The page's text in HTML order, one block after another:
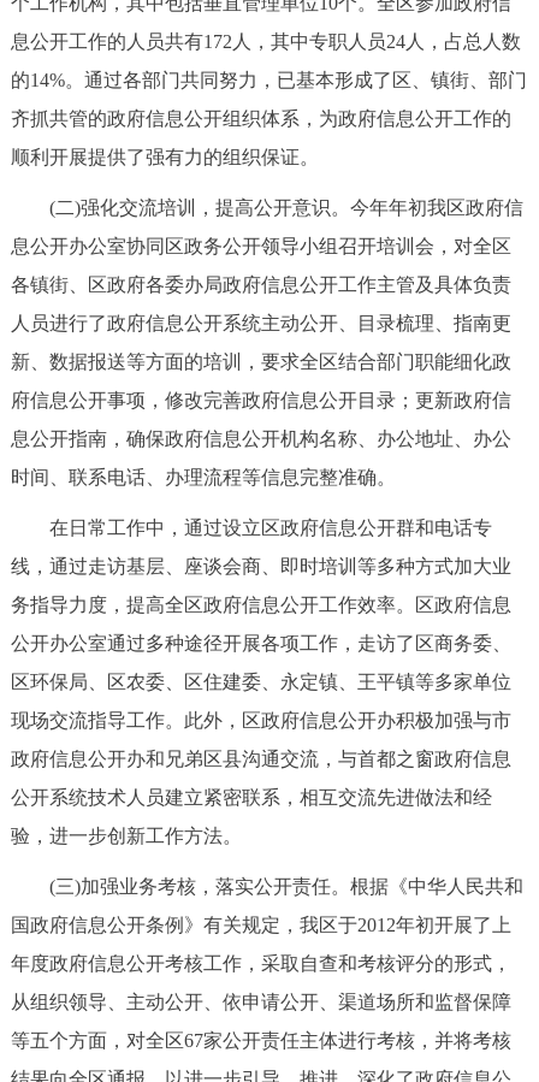
回到顶部
息公开工作的人员共有172人，其中专职人员24人，占总人数
的14%。通过各部门共同努力，已基本形成了区、镇街、部门
齐抓共管的政府信息公开组织体系，为政府信息公开工作的
顺利开展提供了强有力的组织保证。
(二)强化交流培训，提高公开意识。今年年初我区政府信
息公开办公室协同区政务公开领导小组召开培训会，对全区
各镇街、区政府各委办局政府信息公开工作主管及具体负责
人员进行了政府信息公开系统主动公开、目录梳理、指南更
新、数据报送等方面的培训，要求全区结合部门职能细化政
府信息公开事项，修改完善政府信息公开目录；更新政府信
息公开指南，确保政府信息公开机构名称、办公地址、办公
时间、联系电话、办理流程等信息完整准确。
在日常工作中，通过设立区政府信息公开群和电话专
线，通过走访基层、座谈会商、即时培训等多种方式加大业
务指导力度，提高全区政府信息公开工作效率。区政府信息
公开办公室通过多种途径开展各项工作，走访了区商务委、
区环保局、区农委、区住建委、永定镇、王平镇等多家单位
现场交流指导工作。此外，区政府信息公开办积极加强与市
政府信息公开办和兄弟区县沟通交流，与首都之窗政府信息
公开系统技术人员建立紧密联系，相互交流先进做法和经
验，进一步创新工作方法。
(三)加强业务考核，落实公开责任。根据《中华人民共和
国政府信息公开条例》有关规定，我区于2012年初开展了上
年度政府信息公开考核工作，采取自查和考核评分的形式，
从组织领导、主动公开、依申请公开、渠道场所和监督保障
等五个方面，对全区67家公开责任主体进行考核，并将考核